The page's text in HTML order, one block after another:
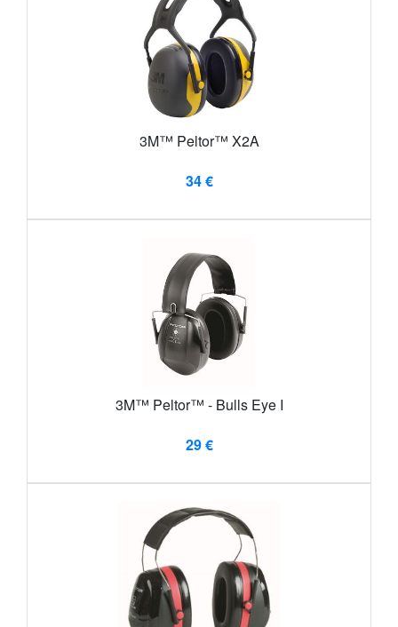
3M™ Peltor™ X2A
34 €
3M™ Peltor™ - Bulls Eye I
29 €